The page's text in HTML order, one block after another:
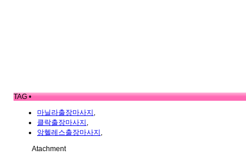
TAG •
마닐라출장마사지 ,
클락출장마사지 ,
앙헬레스출장마사지 ,
Atachment